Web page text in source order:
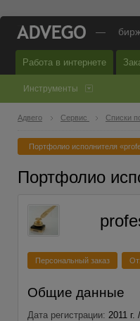
—
Работа в интернете
Инструменты
Адвего Сервис Списки
Портфолио исполнителя
Портфолио
Персональный заказ
Общие данные
Дата регистрации: 2011 г. /